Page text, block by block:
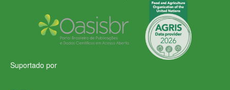
Suportado por